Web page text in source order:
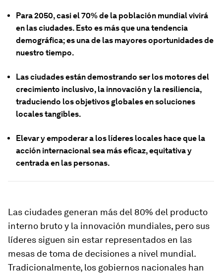
Para 2050, casi el 70% de la población mundial vivirá
en las ciudades. Esto es más que una tendencia
demográfica; es una de las mayores oportunidades de
nuestro tiempo.
Las ciudades están demostrando ser los motores del
crecimiento inclusivo, la innovación y la resiliencia,
traduciendo los objetivos globales en soluciones
locales tangibles.
Elevar y empoderar a los líderes locales hace que la
acción internacional sea más eficaz, equitativa y
centrada en las personas.
Las ciudades generan más del 80% del producto
interno bruto y la innovación mundiales, pero sus
líderes siguen sin estar representados en las
mesas de toma de decisiones a nivel mundial.
Tradicionalmente, los gobiernos nacionales han